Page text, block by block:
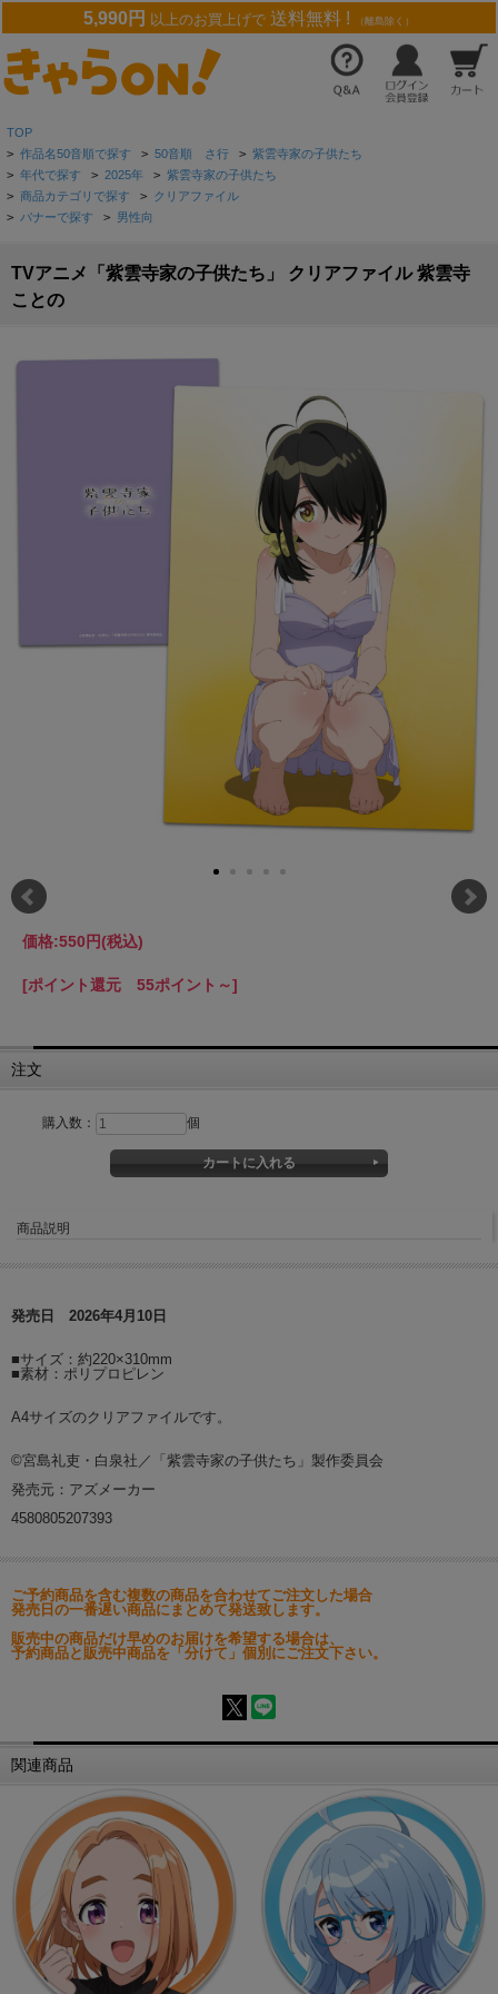
5,990円 以上のお買上げで 送料無料 ! （離島除く）
TOP
> 作品名50音順で探す > 50音順 さ行 > 紫雲寺家の子供たち
> 年代で探す > 2025年 > 紫雲寺家の子供たち
> 商品カテゴリで探す > クリアファイル
> バナーで探す > 男性向
TVアニメ「紫雲寺家の子供たち」 クリアファイル 紫雲寺
ことの
価格:550円(税込)
[ポイント還元 55ポイント～]
注文
購入数： 個
商品説明
発売日 2026年4月10日
■サイズ：約220×310mm
■素材：ポリプロピレン
A4サイズのクリアファイルです。
©宮島礼吏・白泉社／「紫雲寺家の子供たち」製作委員会
発売元：アズメーカー
4580805207393
ご予約商品を含む複数の商品を合わせてご注文した場合
発売日の一番遅い商品にまとめて発送致します。
販売中の商品だけ早めのお届けを希望する場合は、
予約商品と販売中商品を「分けて」個別にご注文下さい。
関連商品